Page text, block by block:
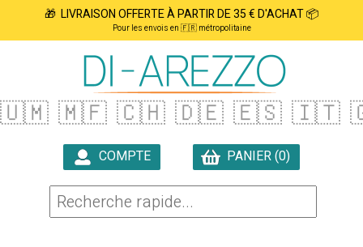
🎁 LIVRAISON OFFERTE À PARTIR DE 35 € D'ACHAT 📦
Pour les envois en 🇫🇷 métropolitaine
🇺🇲 🇲🇫 🇨🇭 🇩🇪 🇪🇸 🇮🇹
COMPTE
PANIER (0)